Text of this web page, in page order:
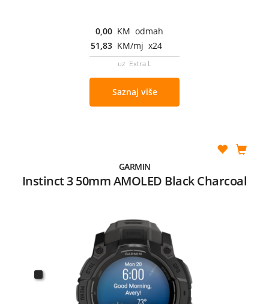
0,00 KM odmah
51,83 KM/mj x24
uz Extra L
Saznaj više
GARMIN
Instinct 3 50mm AMOLED Black Charcoal